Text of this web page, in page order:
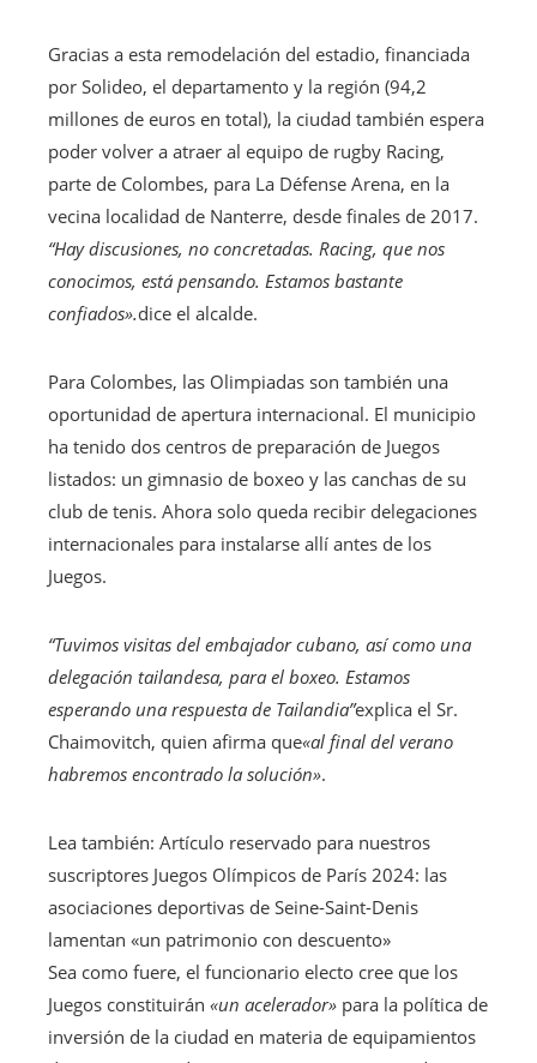
Gracias a esta remodelación del estadio, financiada
por Solideo, el departamento y la región (94,2
millones de euros en total), la ciudad también espera
poder volver a atraer al equipo de rugby Racing,
parte de Colombes, para La Défense Arena, en la
vecina localidad de Nanterre, desde finales de 2017.
“Hay discusiones, no concretadas. Racing, que nos
conocimos, está pensando. Estamos bastante
confiados».dice el alcalde.
Para Colombes, las Olimpiadas son también una
oportunidad de apertura internacional. El municipio
ha tenido dos centros de preparación de Juegos
listados: un gimnasio de boxeo y las canchas de su
club de tenis. Ahora solo queda recibir delegaciones
internacionales para instalarse allí antes de los
Juegos.
“Tuvimos visitas del embajador cubano, así como una
delegación tailandesa, para el boxeo. Estamos
esperando una respuesta de Tailandia”explica el Sr.
Chaimovitch, quien afirma que«al final del verano
habremos encontrado la solución».
Lea también: Artículo reservado para nuestros
suscriptores Juegos Olímpicos de París 2024: las
asociaciones deportivas de Seine-Saint-Denis
lamentan «un patrimonio con descuento»
Sea como fuere, el funcionario electo cree que los
Juegos constituirán «un acelerador» para la política de
inversión de la ciudad en materia de equipamientos